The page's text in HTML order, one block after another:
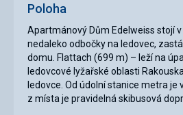
Poloha
Apartmánový Dům Edelweiss stojí
nedaleko odbočky na ledovec,
domu. Flattach (699 m) – leží na
ledovcové lyžařské oblasti
ledovce. Od údolní stanice metra je
z místa je pravidelná skibusová